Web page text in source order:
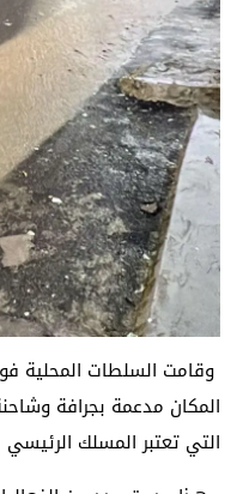
وقامت السلطات المحلية
المكان مدعمة بجرافة
التي تعتبر المسلك